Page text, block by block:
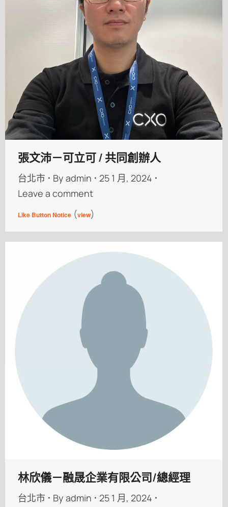
張文沛－可立可 / 共同創辦人
台北市 By admin
25 1 月, 2024
Leave a comment
Like Button Notice (view)
林欣儀－融晟企業有限公司/總經理
台北市 By admin 25 1 月, 2024